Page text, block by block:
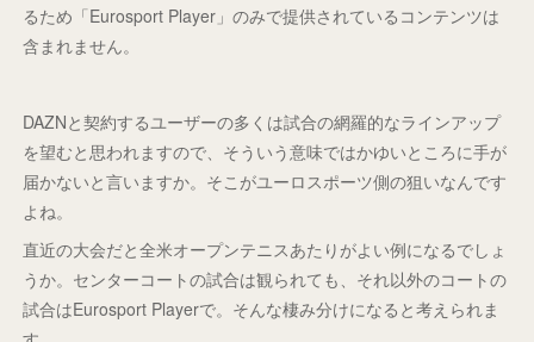
るため「Eurosport Player」のみで提供されているコンテンツは
含まれません。
DAZNと契約するユーザーの多くは試合の網羅的なラインアップ
を望むと思われますので、そういう意味ではかゆいところに手が
届かないと言いますか。そこがユーロスポーツ側の狙いなんです
よね。
直近の大会だと全米オープンテニスあたりがよい例になるでしょ
うか。センターコートの試合は観られても、それ以外のコートの
試合はEurosport Playerで。そんな棲み分けになると考えられま